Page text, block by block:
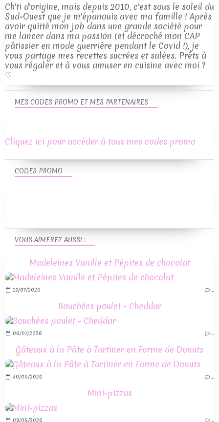
Ch'ti d'origine, mais depuis 2010, c'est sous le soleil du
Sud-Ouest que je m'épanouis avec ma famille ! Après
avoir quitté mon job dans une grande société pour
me lancer dans ma passion (et décroché mon CAP
pâtissier en mode guerrière pendant le Covid !), je
vous partage mes recettes sucrées et salées. Prêts à
vous régaler et à vous amuser en cuisine avec moi ?
♡
VOUS AIMEREZ AUSSI :
Madeleines Vanille et Pépites de chocolat
13/07/2026 …
Bouchées poulet - Cheddar
06/07/2026 …
Gâteaux à la Pâte à Tartiner en Forme de Donuts
30/06/2026 …
Mini-pizzas
09/06/2026 …
CODES PROMO
MES CODES PROMO ET MES PARTENAIRES
Cliquez ici pour accéder à tous mes codes promo